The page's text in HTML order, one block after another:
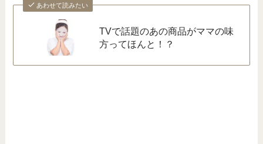
あわせて読みたい
TVで話題のあの商品がママの味
方ってほんと！？